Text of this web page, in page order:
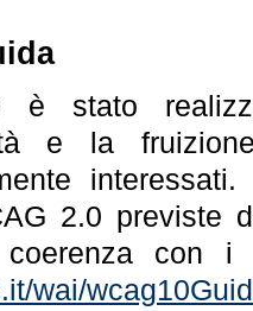
è stato
e la
2.0 previste
con i
wai/